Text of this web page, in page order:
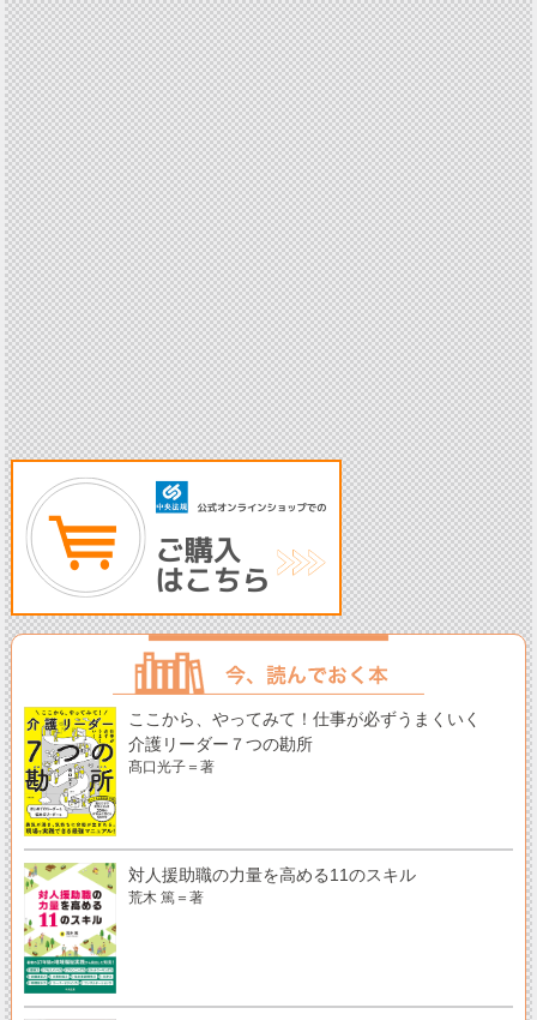
ここから、やってみて！仕事が必ずうまくいく
介護リーダー７つの勘所
髙口光子＝著
対人援助職の力量を高める11のスキル
荒木 篤＝著